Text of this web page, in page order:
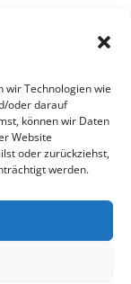
wir Technologien wie
oder darauf
können wir Daten
Website
oder zurückziehst,
werden.